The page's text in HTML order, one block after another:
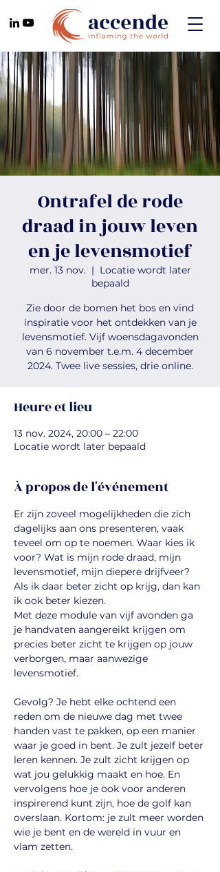
Ontrafel de rode
draad in jouw leven
en je levensmotief
mer. 13 nov.
  |
Locatie wordt later
bepaald
Zie door de bomen het bos en vind
inspiratie voor het ontdekken van je
levensmotief. Vijf woensdagavonden
van 6 november t.e.m. 4 december
2024. Twee live sessies, drie online.
Heure et lieu
13 nov. 2024, 20:00 – 22:00
Locatie wordt later bepaald
À propos de l'événement
Er zijn zoveel mogelijkheden die zich
dagelijks aan ons presenteren, vaak
teveel om op te noemen. Waar kies ik
voor? Wat is mijn rode draad, mijn
levensmotief, mijn diepere drijfveer?
Als ik daar beter zicht op krijg, dan kan
ik ook beter kiezen.
Met deze module van vijf avonden ga
je handvaten aangereikt krijgen om
precies beter zicht te krijgen op jouw
verborgen, maar aanwezige
levensmotief.
Gevolg? Je hebt elke ochtend een
reden om de nieuwe dag met twee
handen vast te pakken, op een manier
waar je goed in bent. Je zult jezelf beter
leren kennen. Je zult zicht krijgen op
wat jou gelukkig maakt en hoe. En
vervolgens hoe je ook voor anderen
inspirerend kunt zijn, hoe de golf kan
overslaan. Kortom: je zult meer worden
wie je bent en de wereld in vuur en
vlam zetten.